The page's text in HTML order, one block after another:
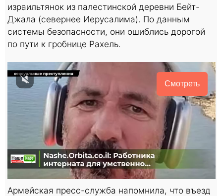
израильтянок из палестинской деревни Бейт-
Джала (севернее Иерусалима). По данным
системы безопасности, они ошиблись дорогой
по пути к гробнице Рахель.
Смотреть
Армейская пресс-служба напомнила, что въезд